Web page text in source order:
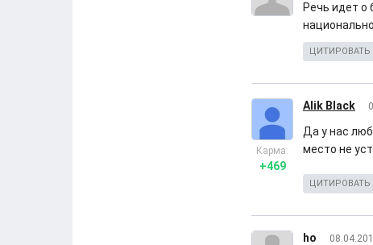
Речь идет о
ЦИТИРОВАТЬ
Alik Black
Карма:
+469
Да у нас
место не
ЦИТИРОВАТЬ
ho